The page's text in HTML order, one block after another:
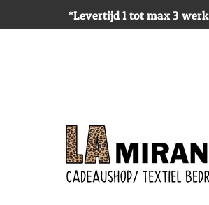
*Levertijd 1 tot max 3